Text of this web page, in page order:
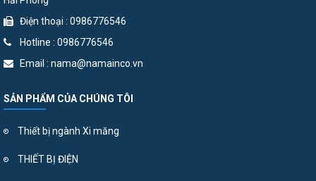
Điện thoại : 0986776546
Hotline : 0986776546
Email : nama@namainco.vn
SẢN PHẨM CỦA CHÚNG TÔI
Thiết bị ngành Xi măng
THIẾT BỊ ĐIỆN